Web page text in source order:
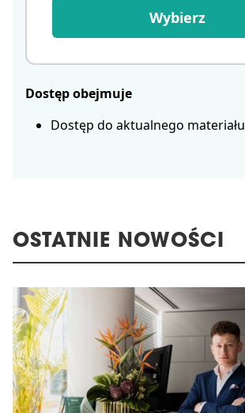
Wybierz
Dostęp obejmuje
Dostęp do aktualnego materiału
OSTATNIE NOWOŚCI